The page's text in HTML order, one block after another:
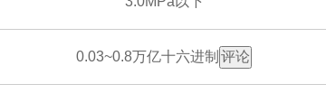
0.03~0.8万亿十六进制 评论